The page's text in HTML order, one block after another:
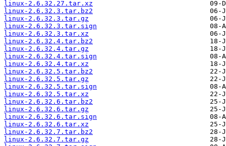
linux-2.6.32.27.tar.xz
linux-2.6.32.3.tar.bz2
linux-2.6.32.3.tar.gz
linux-2.6.32.3.tar.sign
linux-2.6.32.3.tar.xz
linux-2.6.32.4.tar.bz2
linux-2.6.32.4.tar.gz
linux-2.6.32.4.tar.sign
linux-2.6.32.4.tar.xz
linux-2.6.32.5.tar.bz2
linux-2.6.32.5.tar.gz
linux-2.6.32.5.tar.sign
linux-2.6.32.5.tar.xz
linux-2.6.32.6.tar.bz2
linux-2.6.32.6.tar.gz
linux-2.6.32.6.tar.sign
linux-2.6.32.6.tar.xz
linux-2.6.32.7.tar.bz2
linux-2.6.32.7.tar.gz